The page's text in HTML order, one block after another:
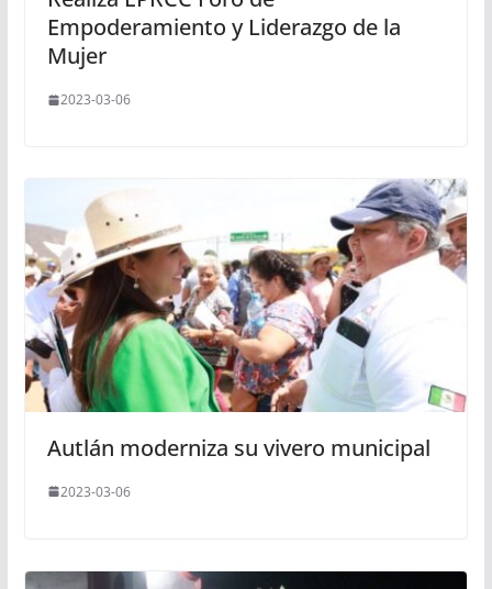
Empoderamiento y Liderazgo de la
Mujer
2023-03-06
Autlán moderniza su vivero municipal
2023-03-06